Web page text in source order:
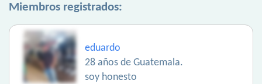
Miembros registrados:
eduardo
28 años de Guatemala.
soy honesto